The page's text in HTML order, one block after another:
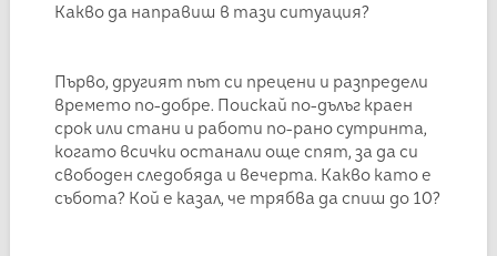
Какво да направиш в тази ситуация?
Първо, другият път си прецени и разпредели
времето по-добре. Поискай по-дълъг краен
срок или стани и работи по-рано сутринта,
когато всички останали още спят, за да си
свободен следобяда и вечерта. Какво като е
събота? Кой е казал, че трябва да спиш до 10?